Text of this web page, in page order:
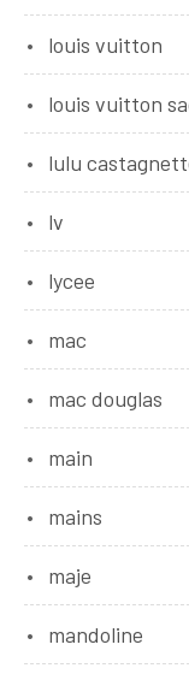
louis vuitton
louis vuitton
lulu
lv
lycee
mac
mac douglas
main
mains
maje
mandoline